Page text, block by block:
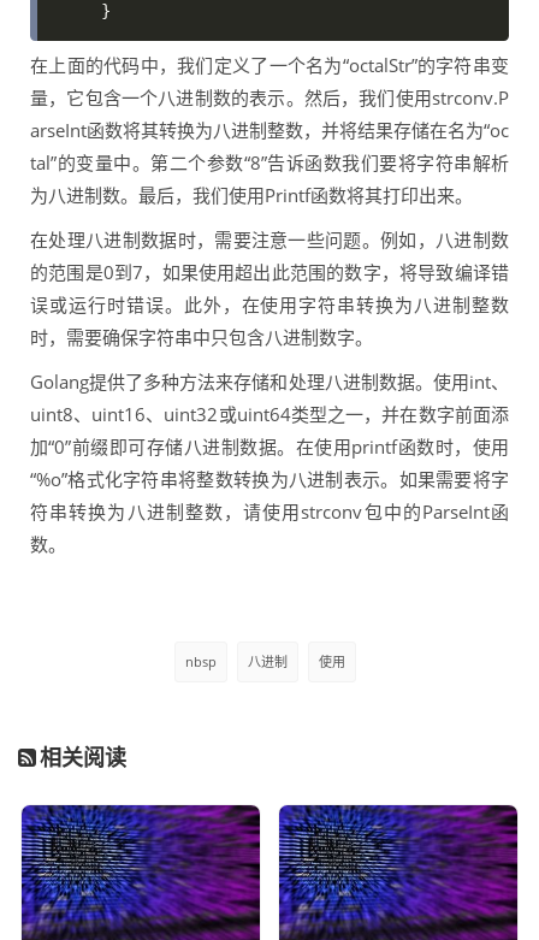
}
在上面的代码中，我们定义了一个名为“octalStr”的字符串变
量，它包含一个八进制数的表示。然后，我们使用strconv.P
arseInt函数将其转换为八进制整数，并将结果存储在名为“oc
tal”的变量中。第二个参数“8”告诉函数我们要将字符串解析
为八进制数。最后，我们使用Printf函数将其打印出来。
在处理八进制数据时，需要注意一些问题。例如，八进制数
的范围是0到7，如果使用超出此范围的数字，将导致编译错
误或运行时错误。此外，在使用字符串转换为八进制整数
时，需要确保字符串中只包含八进制数字。
Golang提供了多种方法来存储和处理八进制数据。使用int、
uint8、uint16、uint32或uint64类型之一，并在数字前面添
加“0”前缀即可存储八进制数据。在使用printf函数时，使用
“%o”格式化字符串将整数转换为八进制表示。如果需要将字
符串转换为八进制整数，请使用strconv包中的ParseInt函
数。
nbsp 八进制 使用
相关阅读